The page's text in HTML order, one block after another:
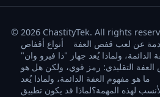
© 2026 ChastityTek. All rights
عن لعب قفص العفة
أنواع أقفاص
الدائمة، ولماذا يُعد جهاز "ذا فيرو وان"
التقليدي: رمز قوي، ولكن هل هو
ما هو مفهوم العفة الدائمة، ولماذا يُعد
لهذه المهمة؟لماذا قد يكون تطبيق Veru